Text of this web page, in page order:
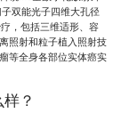
双能光子四维大孔径
，包括三维适形、容
照射和粒子植入照射技
等全身各部位实体癌实
？‍